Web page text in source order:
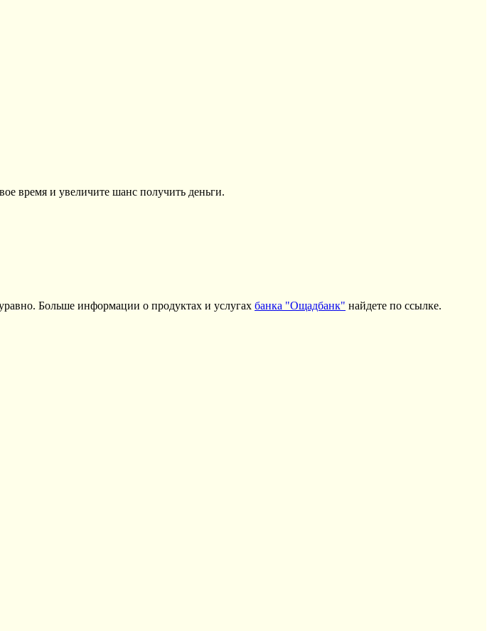
время и увеличите шанс получить деньги.
Больше информации о продуктах и услугах банка "Ощадбанк" найдете по ссылке.